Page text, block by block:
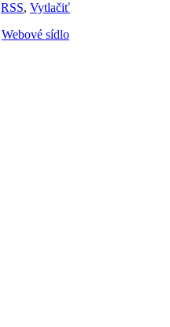
RSS, Vytlačiť
Webové sídlo